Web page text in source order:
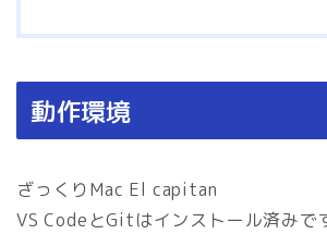
動作環境
ざっくりMac El capitan
VS CodeとGitはインストール済みで